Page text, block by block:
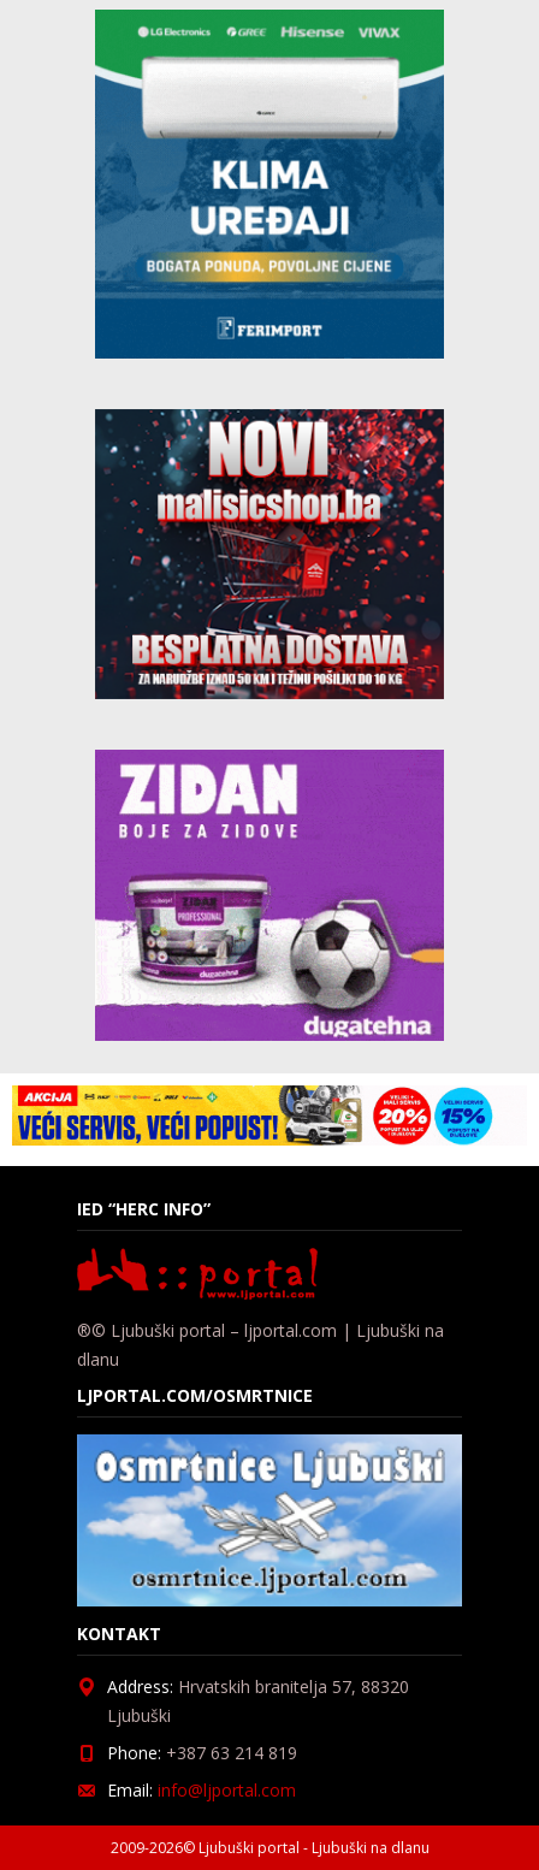
IED “HERC INFO”
®© Ljubuški portal – ljportal.com | Ljubuški na
dlanu
LJPORTAL.COM/OSMRTNICE
KONTAKT
Address: Hrvatskih branitelja 57, 88320
Ljubuški
Phone: +387 63 214 819
Email: info@ljportal.com
2009-2026© Ljubuški portal - Ljubuški na dlanu